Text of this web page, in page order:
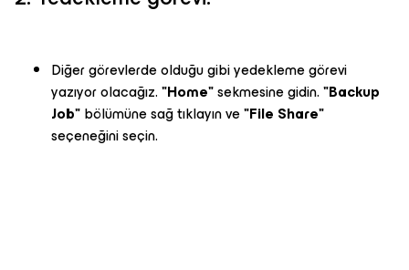
Diğer görevlerde olduğu gibi yedekleme görevi
yazıyor olacağız."Home"sekmesine gidin."Backup
Job"bölümüne sağ tıklayın ve"File Share"
seçeneğini seçin.